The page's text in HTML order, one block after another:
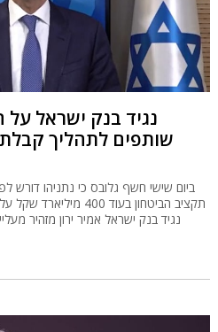
נגיד בנק ישראל על
שותפים לתהליך
ביום שישי חשף גלובס כי נתניהו דורש
נגיד בנק ישראל אמיר ירון מזהיר